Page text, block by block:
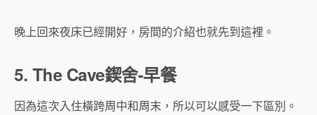
晚上回來夜床已經開好，房間的介紹也就先到這裡。
5. The Cave鍥舍-早餐
因為這次入住橫跨周中和周末，所以可以感受一下區別。